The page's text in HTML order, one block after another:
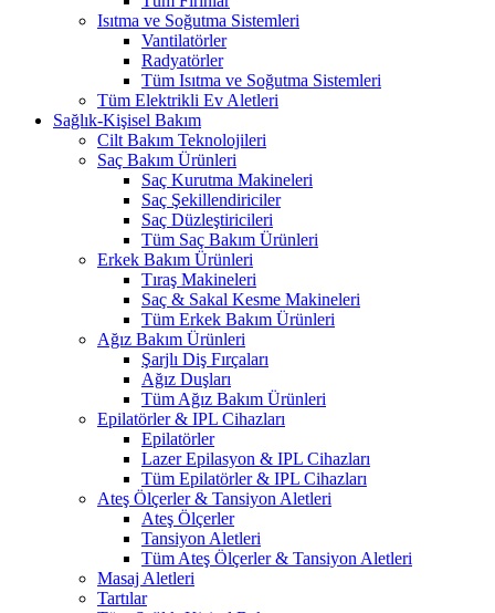
Isıtma ve Soğutma Sistemleri
Vantilatörler
Radyatörler
Tüm Isıtma ve Soğutma Sistemleri
Tüm Elektrikli Ev Aletleri
Sağlık-Kişisel Bakım
Cilt Bakım Teknolojileri
Saç Bakım Ürünleri
Saç Kurutma Makineleri
Saç Şekillendiriciler
Saç Düzleştiricileri
Tüm Saç Bakım Ürünleri
Erkek Bakım Ürünleri
Tıraş Makineleri
Saç & Sakal Kesme Makineleri
Tüm Erkek Bakım Ürünleri
Ağız Bakım Ürünleri
Şarjlı Diş Fırçaları
Ağız Duşları
Tüm Ağız Bakım Ürünleri
Epilatörler & IPL Cihazları
Epilatörler
Lazer Epilasyon & IPL Cihazları
Tüm Epilatörler & IPL Cihazları
Ateş Ölçerler & Tansiyon Aletleri
Ateş Ölçerler
Tansiyon Aletleri
Tüm Ateş Ölçerler & Tansiyon Aletleri
Masaj Aletleri
Tartılar